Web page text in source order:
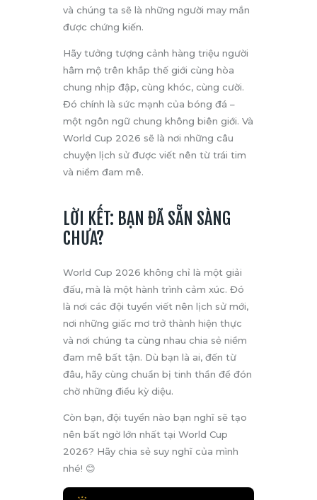
và chúng ta sẽ là những người may mắn
được chứng kiến.
Hãy tưởng tượng cảnh hàng triệu người
hâm mộ trên khắp thế giới cùng hòa
chung nhịp đập, cùng khóc, cùng cười.
Đó chính là sức mạnh của bóng đá –
một ngôn ngữ chung không biên giới. Và
World Cup 2026 sẽ là nơi những câu
chuyện lịch sử được viết nên từ trái tim
và niềm đam mê.
LỜI KẾT: BẠN ĐÃ SẴN SÀNG
CHƯA?
World Cup 2026 không chỉ là một giải
đấu, mà là một hành trình cảm xúc. Đó
là nơi các đội tuyển viết nên lịch sử mới,
nơi những giấc mơ trở thành hiện thực
và nơi chúng ta cùng nhau chia sẻ niềm
đam mê bất tận. Dù bạn là ai, đến từ
đâu, hãy cùng chuẩn bị tinh thần để đón
chờ những điều kỳ diệu.
Còn bạn, đội tuyển nào bạn nghĩ sẽ tạo
nên bất ngờ lớn nhất tại World Cup
2026? Hãy chia sẻ suy nghĩ của mình
nhé! 😊